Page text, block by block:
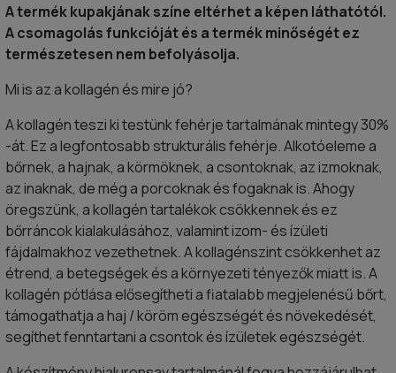
A termék kupakjának színe eltérhet a képen láthatótól.
A csomagolás funkcióját és a termék minőségét ez
természetesen nem befolyásolja.
Mi is az a kollagén és mire jó?
A kollagén teszi ki testünk fehérje tartalmának mintegy 30%
-át. Ez a legfontosabb strukturális fehérje. Alkotóeleme a
bőrnek, a hajnak, a körmöknek, a csontoknak, az izmoknak,
az inaknak, de még a porcoknak és fogaknak is. Ahogy
öregszünk, a kollagén tartalékok csökkennek és ez
bőrráncok kialakulásához, valamint izom- és ízületi
fájdalmakhoz vezethetnek. A kollagénszint csökkenhet az
étrend, a betegségek és a környezeti tényezők miatt is. A
kollagén pótlása elősegítheti a fiatalabb megjelenésű bőrt,
támogathatja a haj / köröm egészségét és növekedését,
segíthet fenntartani a csontok és ízületek egészségét.